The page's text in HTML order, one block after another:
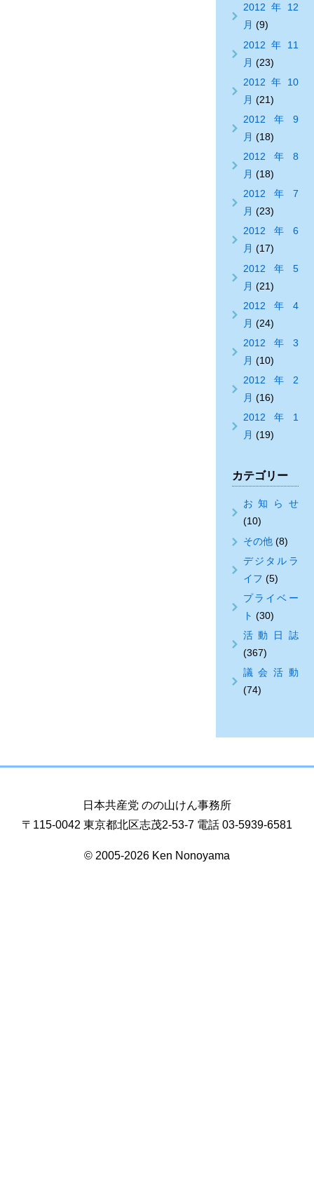
2012年12
月 (9)
2012年11
月 (23)
2012年10
月 (21)
2012年9
月 (18)
2012年8
月 (18)
2012年7
月 (23)
2012年6
月 (17)
2012年5
月 (21)
2012年4
月 (24)
2012年3
月 (10)
2012年2
月 (16)
2012年1
月 (19)
カテゴリー
お知らせ
(10)
その他(8)
デジタルラ
イフ (5)
プライベー
ト (30)
活動日誌
(367)
議会活動
(74)
日本共産党 のの山けん事務所
〒115-0042 東京都北区志茂2-53-7 電話 03-5939-6581
© 2005-2026 Ken Nonoyama